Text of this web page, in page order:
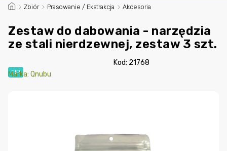
/ Zbiór / Prasowanie / Ekstrakcja / Akcesoria
Zestaw do dabowania - narzędzia
ze stali nierdzewnej, zestaw 3 szt.
Kod: 21768
TIP
Marka: Qnubu